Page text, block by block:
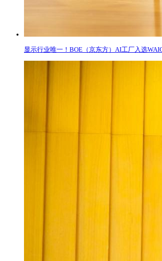
显示行业唯一！BOE（京东方）AI工厂入选